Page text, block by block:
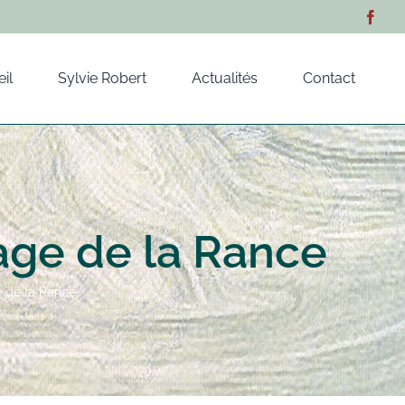
Sylvie Robert Actualités Contact
de la Rance
de la Rance